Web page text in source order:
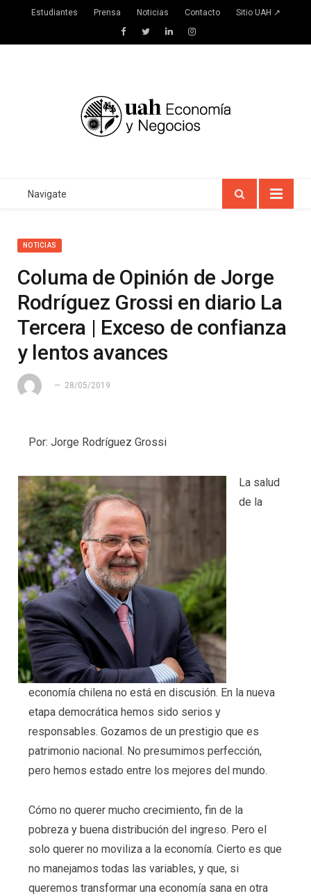
Estudiantes Prensa Noticias Contacto Sitio UAH ↗
FacebookTwitterLinkedInInstagram
Navigate
NOTICIAS
Columa de Opinión de Jorge
Rodríguez Grossi en diario La
Tercera | Exceso de confianza
y lentos avances
28/05/2019
Por: Jorge Rodríguez Grossi
La salud
de la
economía chilena no está en discusión. En la nueva
etapa democrática hemos sido serios y
responsables. Gozamos de un prestigio que es
patrimonio nacional. No presumimos perfección,
pero hemos estado entre los mejores del mundo.
Cómo no querer mucho crecimiento, fin de la
pobreza y buena distribución del ingreso. Pero el
solo querer no moviliza a la economía. Cierto es que
no manejamos todas las variables, y que, si
queremos transformar una economía sana en otra